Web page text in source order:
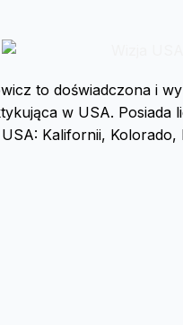
to doświadczona i
w USA. Posiada
Kalifornii,